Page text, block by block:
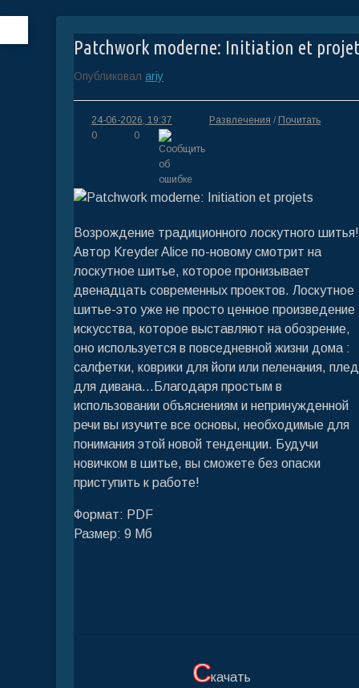
Patchwork moderne: Initiation et
Опубликовал ariy
24-06-2026, 19:37 Развлечения / Почитать
0
0
Возрождение традиционного лоскутного шитья!
Автор Kreyder Alice по-новому смотрит на
лоскутное шитье, которое пронизывает
двенадцать современных проектов. Лоскутное
шитье-это уже не просто ценное произведение
искусства, которое выставляют на обозрение,
оно используется в повседневной жизни дома :
салфетки, коврики для йоги или пеленания, плед
для дивана...Благодаря простым в
использовании объяснениям и непринужденной
речи вы изучите все основы, необходимые для
понимания этой новой тенденции. Будучи
новичком в шитье, вы сможете без опаски
приступить к работе!
Формат: PDF
Размер: 9 Мб
Скачать